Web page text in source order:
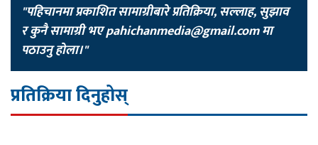
"पहिचानमा प्रकाशित सामाग्रीबारे प्रतिक्रिया, सल्लाह, सुझाव
र कुनै सामाग्री भएpahichanmedia@gmail.comमा
पठाउनु होला।"
प्रतिक्रिया दिनुहोस्